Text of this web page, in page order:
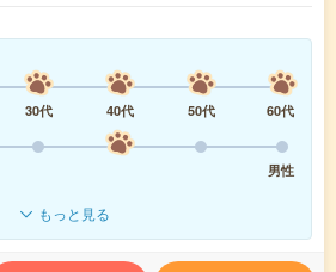
30代 40代 50代
60代
男性
もっと見る